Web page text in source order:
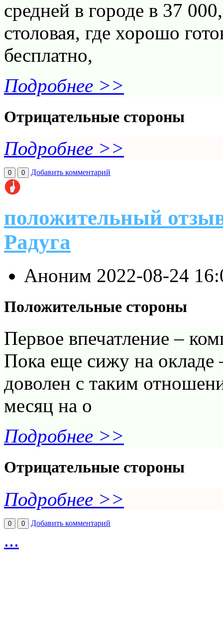
средней в городе в 37
столовая, где хорошо
бесплатно,
Подробнее >>
Отрицательные стороны
Подробнее >>
0 0 Добавить комментарий
положительный
Радуга
Аноним 2022-08-24
Положительные стороны
Первое впечатление –
Пока еще сижу на окладе
доволен с таким
месяц на о
Подробнее >>
Отрицательные стороны
Подробнее >>
0 0 Добавить комментарий
...